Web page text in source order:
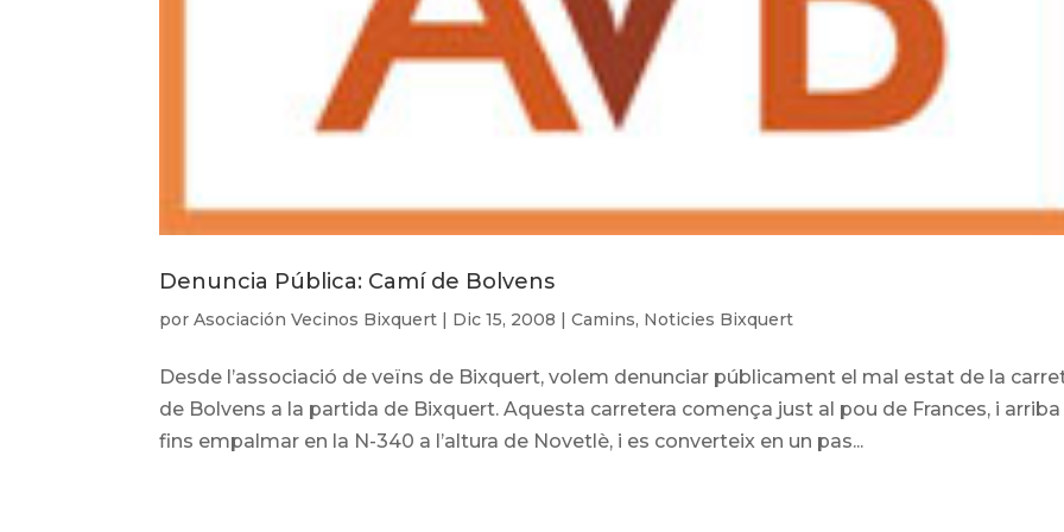
Denuncia Pública: Camí de Bolvens
porAsociación Vecinos Bixquert | Dic 15, 2008 |Camins, Noticies Bixquert
Desde l’associació de veïns de Bixquert, volem denunciar públicament el mal estat de la
de Bolvens a la partida de Bixquert. Aquesta carretera comença just al pou de Frances, i arriba
fins empalmar en la N-340 a l’altura de Novetlè, i es converteix en un pas...